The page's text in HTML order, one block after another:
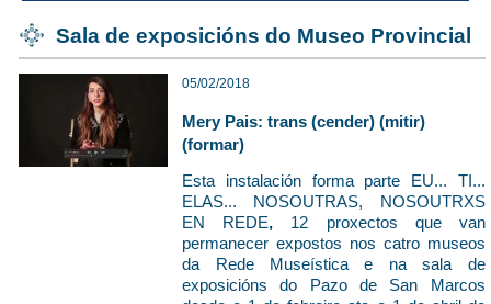
Sala de exposicións do Museo Provincial
05/02/2018
Mery Pais: trans (cender) (mitir)
(formar)
Esta instalación forma parte
EU... TI...
ELAS... NOSOUTRAS, NOSOUTRXS
EN REDE, 12 proxectos que van
permanecer expostos nos catro museos
da Rede Museística e na sala de
exposicións do Pazo de San Marcos